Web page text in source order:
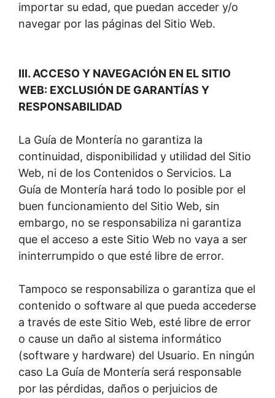
importar su edad, que puedan acceder y/o
navegar por las páginas del Sitio Web.
III. ACCESO Y NAVEGACIÓN EN EL SITIO
WEB: EXCLUSIÓN DE GARANTÍAS Y
RESPONSABILIDAD
La Guía de Montería no garantiza la
continuidad, disponibilidad y utilidad del Sitio
Web, ni de los Contenidos o Servicios. La
Guía de Montería hará todo lo posible por el
buen funcionamiento del Sitio Web, sin
embargo, no se responsabiliza ni garantiza
que el acceso a este Sitio Web no vaya a ser
ininterrumpido o que esté libre de error.
Tampoco se responsabiliza o garantiza que el
contenido o software al que pueda accederse
a través de este Sitio Web, esté libre de error
o cause un daño al sistema informático
(software y hardware) del Usuario. En ningún
caso La Guía de Montería será responsable
por las pérdidas, daños o perjuicios de